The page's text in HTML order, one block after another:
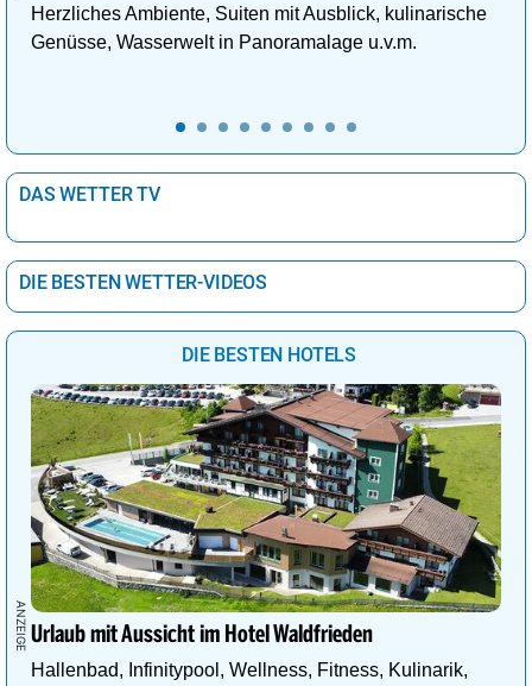
Herzliches Ambiente, Suiten mit Ausblick, kulinarische
Genüsse, Wasserwelt in Panoramalage u.v.m.
DAS WETTER TV
DIE BESTEN WETTER-VIDEOS
DIE BESTEN HOTELS
Urlaub mit Aussicht im Hotel Waldfrieden
Hallenbad, Infinitypool, Wellness, Fitness, Kulinarik,